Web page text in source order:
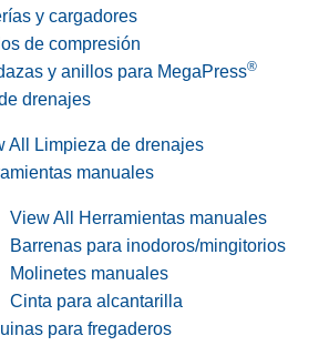
y cargadores
de compresión
y anillos para MegaPress®
drenajes
All Limpieza de drenajes
manuales
View All Herramientas manuales
Barrenas para inodoros/mingitorios
Molinetes manuales
Cinta para alcantarilla
para fregaderos